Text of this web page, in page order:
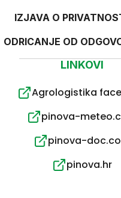
LINKOVI
Agrologistika
pinova-
pinova-
pinova.hr
IZJAVA O
ODRICANJE OD